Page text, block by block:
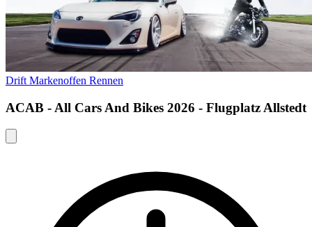
DriftMarkenoffen Rennen
ACAB - All Cars And Bikes 2026 - Flugplatz Allstedt